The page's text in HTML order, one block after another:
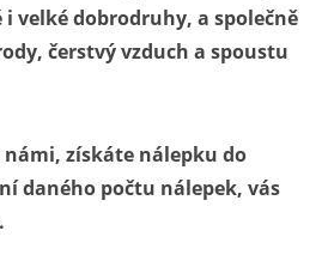
velké dobrodruhy, a společně
čerstvý vzduch a spoustu
získáte nálepku do
daného počtu nálepek, vás